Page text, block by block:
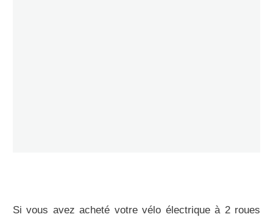
Si vous avez acheté votre vélo électrique à 2 roues